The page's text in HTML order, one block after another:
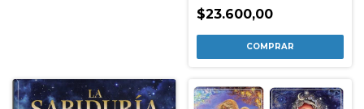
$23.600,00